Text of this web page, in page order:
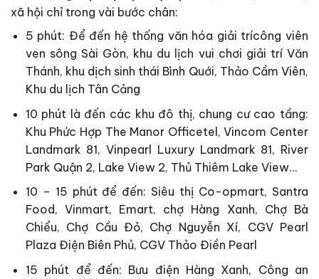
xã hội chỉ trong vài bước chân:
5 phút: Để đến hệ thống văn hóa giải trícông viên
ven sông Sài Gòn, khu du lịch vui chơi giải trí Văn
Thánh, khu dịch sinh thái Bình Quới, Thảo Cầm Viên,
Khu du lịch Tân Cảng
10 phút là đến các khu đô thị, chung cư cao tầng:
Khu Phức Hợp The Manor Officetel, Vincom Center
Landmark 81, Vinpearl Luxury Landmark 81, River
Park Quận 2, Lake View 2, Thủ Thiêm Lake View…
10 – 15 phút để đến: Siêu thị Co-opmart, Santra
Food, Vinmart, Emart, chợ Hàng Xanh, Chợ Bà
Chiểu, Chợ Cầu Đỏ, Chợ Nguyễn Xí, CGV Pearl
Plaza Điện Biên Phủ, CGV Thảo Điền Pearl
15 phút để đến: Bưu điện Hàng Xanh, Công an